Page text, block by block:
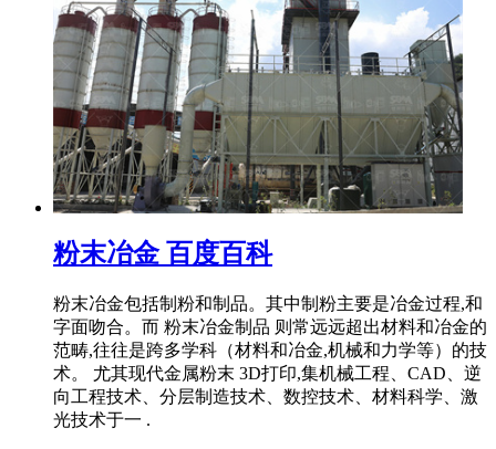
粉末冶金 百度百科
粉末冶金包括制粉和制品。其中制粉主要是冶金过程,和
字面吻合。而 粉末冶金制品 则常远远超出材料和冶金的
范畴,往往是跨多学科（材料和冶金,机械和力学等）的技
术。 尤其现代金属粉末 3D打印,集机械工程、CAD、逆
向工程技术、分层制造技术、数控技术、材料科学、激
光技术于一 .